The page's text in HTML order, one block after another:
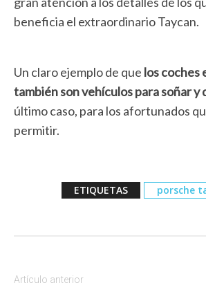
beneficia el extraordinario Taycan.
Un claro ejemplo de que los coches
también son vehículos para soñar
último caso, para los afortunados
permitir.
ETIQUETAS porsche
Artículo anterior